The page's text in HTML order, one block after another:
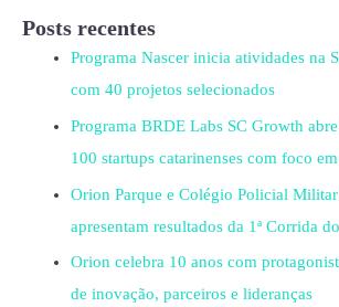
Posts recentes
Programa Nascer inicia atividades na
com 40 projetos selecionados
Programa BRDE Labs SC Growth
100 startups catarinenses com foco
Orion Parque e Colégio Policial
apresentam resultados da 1ª Corrida
Orion celebra 10 anos com
de inovação, parceiros e lideranças